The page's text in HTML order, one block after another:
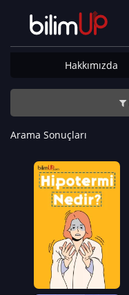
Hakkımızda
Arama Sonuçları